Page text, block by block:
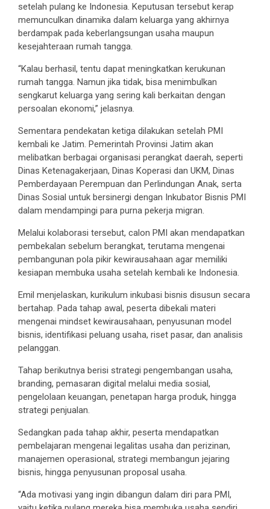
setelah pulang ke Indonesia. Keputusan tersebut kerap
memunculkan dinamika dalam keluarga yang akhirnya
berdampak pada keberlangsungan usaha maupun
kesejahteraan rumah tangga.
“Kalau berhasil, tentu dapat meningkatkan kerukunan
rumah tangga. Namun jika tidak, bisa menimbulkan
sengkarut keluarga yang sering kali berkaitan dengan
persoalan ekonomi,” jelasnya.
Sementara pendekatan ketiga dilakukan setelah PMI
kembali ke Jatim. Pemerintah Provinsi Jatim akan
melibatkan berbagai organisasi perangkat daerah, seperti
Dinas Ketenagakerjaan, Dinas Koperasi dan UKM, Dinas
Pemberdayaan Perempuan dan Perlindungan Anak, serta
Dinas Sosial untuk bersinergi dengan Inkubator Bisnis PMI
dalam mendampingi para purna pekerja migran.
Melalui kolaborasi tersebut, calon PMI akan mendapatkan
pembekalan sebelum berangkat, terutama mengenai
pembangunan pola pikir kewirausahaan agar memiliki
kesiapan membuka usaha setelah kembali ke Indonesia.
Emil menjelaskan, kurikulum inkubasi bisnis disusun secara
bertahap. Pada tahap awal, peserta dibekali materi
mengenai mindset kewirausahaan, penyusunan model
bisnis, identifikasi peluang usaha, riset pasar, dan analisis
pelanggan.
Tahap berikutnya berisi strategi pengembangan usaha,
branding, pemasaran digital melalui media sosial,
pengelolaan keuangan, penetapan harga produk, hingga
strategi penjualan.
Sedangkan pada tahap akhir, peserta mendapatkan
pembelajaran mengenai legalitas usaha dan perizinan,
manajemen operasional, strategi membangun jejaring
bisnis, hingga penyusunan proposal usaha.
“Ada motivasi yang ingin dibangun dalam diri para PMI,